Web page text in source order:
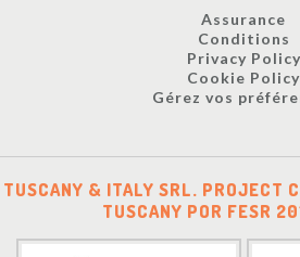
Assurance
Conditions
Privacy Policy
Cookie Policy
Gérez vos
TUSCANY & ITALY SRL. PROJECT
TUSCANY POR FESR